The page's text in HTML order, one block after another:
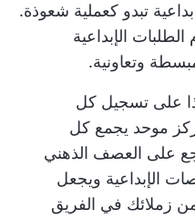
تبدو كعملية شعوذة.
الإبداعية
وتعاونية.
على تسجيل كل
موحد يجمع كل
على العصف الذهني
الإبداعية ويجعل
زملائك في الفريق